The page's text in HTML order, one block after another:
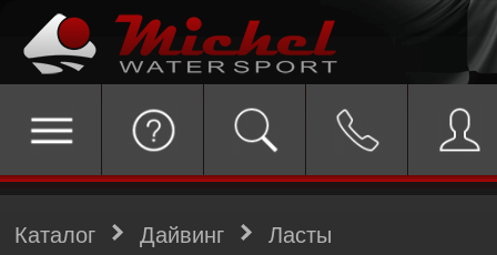
Каталог Дайвинг Ласты